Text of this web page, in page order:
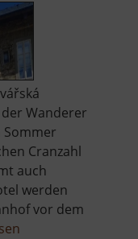
Wanderer
Sommer
Cranzahl
auch
werden
vor dem